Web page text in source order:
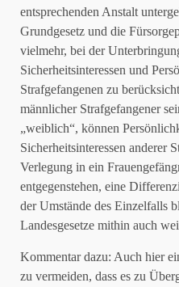
entsprechenden Anstalt
Grundgesetz und die
vielmehr, bei der
Sicherheitsinteressen und
Strafgefangenen zu
männlicher Strafgefangener
„weiblich“, können
Sicherheitsinteressen anderer
Verlegung in ein
entgegenstehen, eine
der Umstände des Einzelfalls
Landesgesetze mithin auch
Kommentar dazu: Auch hier
zu vermeiden, dass es zu